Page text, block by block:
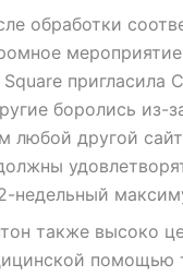
обработки
боролись из-
другой
недельный
также высоко